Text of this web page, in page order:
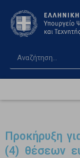
Προκήρυξη
(4) θέσεων